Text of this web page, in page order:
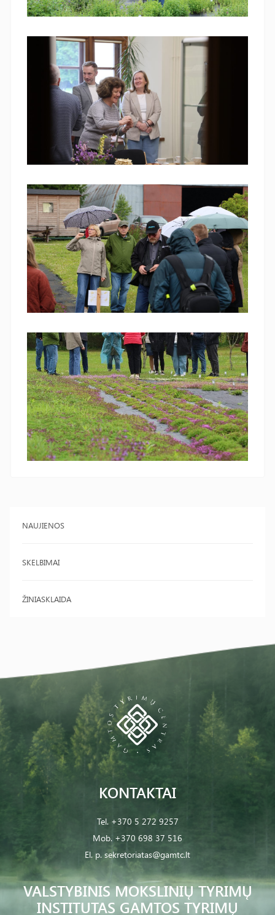
NAUJIENOS
SKELBIMAI
ŽINIASKLAIDA
VALSTYBINIS MOKSLINIŲ TYRIMŲ
INSTITUTAS GAMTOS TYRIMŲ
KONTAKTAI
Tel. +370 5 272 9257
Mob. +370 698 37 516
El. p. sekretoriatas@gamtc.lt